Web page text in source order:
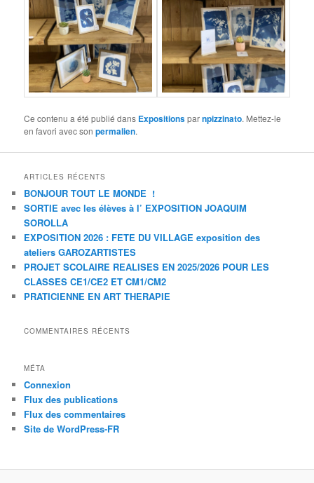
Ce contenu a été publié dans Expositionsparnpizzinato. Mettez-le
en favori avec sonpermalien.
ARTICLES RÉCENTS
BONJOUR TOUT LE MONDE !
SORTIE avec les élèves à l’ EXPOSITION JOAQUIM
SOROLLA
EXPOSITION 2026 : FETE DU VILLAGE exposition des
ateliers GAROZARTISTES
PROJET SCOLAIRE REALISES EN 2025/2026 POUR LES
CLASSES CE1/CE2 ET CM1/CM2
PRATICIENNE EN ART THERAPIE
COMMENTAIRES RÉCENTS
MÉTA
Connexion
Flux des publications
Flux des commentaires
Site de WordPress-FR